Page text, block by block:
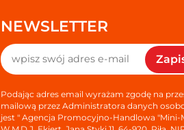
NEWSLETTER
Podając adres email wyrażam zgodę na
mailową przez Administratora danych
jest " Agencja Promocyjno-Handlowa "Mini-